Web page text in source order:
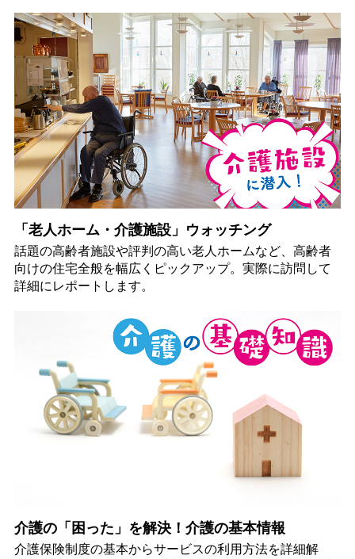
「老人ホーム・介護施設」ウォッチング
話題の高齢者施設や評判の高い老人ホームなど、高齢者
向けの住宅全般を幅広くピックアップ。実際に訪問して
詳細にレポートします。
介護の「困った」を解決！介護の基本情報
介護保険制度の基本からサービスの利用方法を詳細解